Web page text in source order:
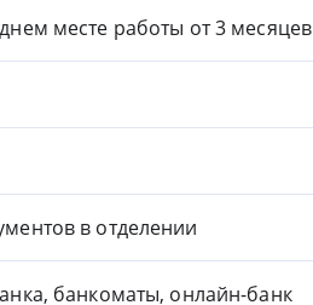
месте работы от 3 месяцев
в отделении
банкоматы, онлайн-банк